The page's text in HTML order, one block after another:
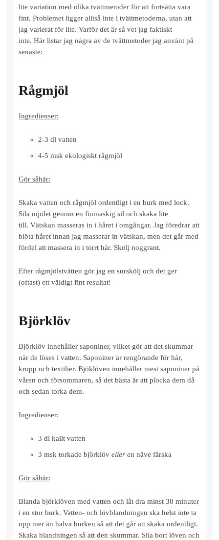
lite variation med olika tvättmetoder för att fortsätta vara
fint. Problemet ligger alltså inte i tvättmetoderna, utan att
jag varierat för lite. Varför det är så vet jag faktiskt
inte. Här listar jag några av de tvättmetoder jag använt på
senaste:
Rågmjöl
Ingredienser:
2-3 dl vatten
4-5 msk ekologiskt rågmjöl
Gör såhär:
Skaka vatten och rågmjöl ordentligt i en burk med lock.
Sila mjölet genom en finmaskig sil och skaka lite
till. Vätskan masseras in i håret i omgångar. Jag föredrar att
blöta håret innan jag masserar in vätskan, men det går med
fördel att massera in i torrt hår. Skölj noggrant.
Efter rågmjölstvätten gör jag en surskölj och det ger
(oftast) ett väldigt fint resultat!
Björklöv
Björklöv innehåller saponiner, vilket gör att det skummar
när de löses i vatten. Saponiner är rengörande för hår,
kropp och textilier. Bjöklöven innehåller mest saponiner på
våren och försommaren, så det bästa är att plocka dem då
och sedan torka dem.
Ingredienser:
3 dl kallt vatten
3 msk torkade björklöveller en näve färska
Gör såhär:
Blanda björklöven med vatten och låt dra minst 30 minuter
i en stor burk. Vatten- och lövblandningen ska helst inte ta
upp mer än halva burken så att det går att skaka ordentligt.
Skaka blandningen så att den skummar. Sila bort löven och